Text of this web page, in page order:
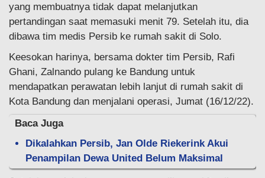
yang membuatnya tidak dapat melanjutkan
pertandingan saat memasuki menit 79. Setelah itu, dia
dibawa tim medis Persib ke rumah sakit di Solo.
Keesokan harinya, bersama dokter tim Persib, Rafi
Ghani, Zalnando pulang ke Bandung untuk
mendapatkan perawatan lebih lanjut di rumah sakit di
Kota Bandung dan menjalani operasi, Jumat (16/12/22).
Baca Juga
Dikalahkan Persib, Jan Olde Riekerink Akui
Penampilan Dewa United Belum Maksimal